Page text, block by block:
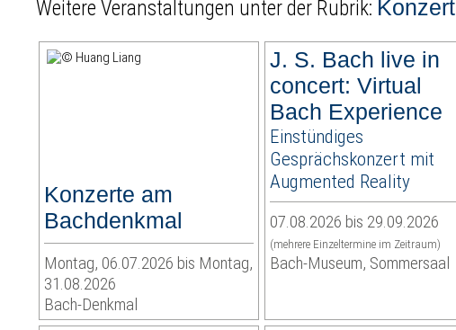
Weitere Veranstaltungen unter der Rubrik: Konzert
Konzerte am
Bachdenkmal
Montag, 06.07.2026 bis Montag,
31.08.2026
Bach-Denkmal
J. S. Bach live in
concert: Virtual
Bach Experience
Einstündiges
Gesprächskonzert mit
Augmented Reality
07.08.2026 bis 29.09.2026
(mehrere Einzeltermine im Zeitraum)
Bach-Museum, Sommersaal